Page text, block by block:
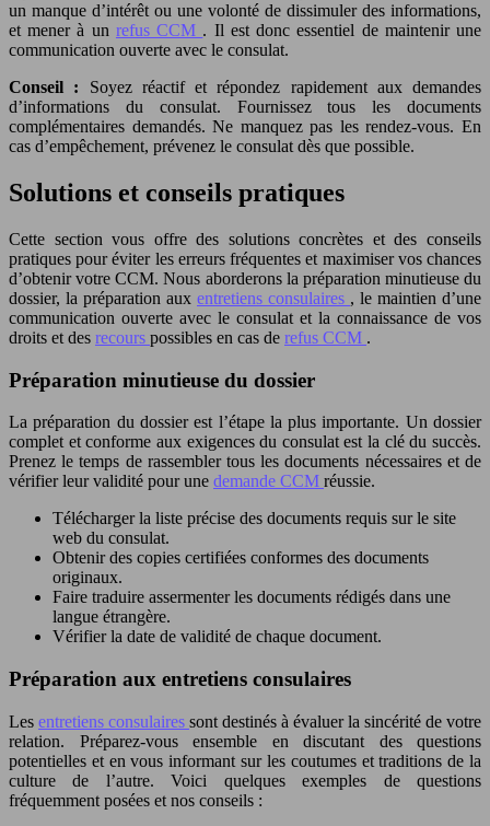
un manque d’intérêt ou une volonté de dissimuler des informations,
et mener à un refus CCM . Il est donc essentiel de maintenir une
communication ouverte avec le consulat.
Conseil : Soyez réactif et répondez rapidement aux demandes
d’informations du consulat. Fournissez tous les documents
complémentaires demandés. Ne manquez pas les rendez-vous. En
cas d’empêchement, prévenez le consulat dès que possible.
Solutions et conseils pratiques
Cette section vous offre des solutions concrètes et des conseils
pratiques pour éviter les erreurs fréquentes et maximiser vos chances
d’obtenir votre CCM. Nous aborderons la préparation minutieuse du
dossier, la préparation aux entretiens consulaires , le maintien d’une
communication ouverte avec le consulat et la connaissance de vos
droits et des recours possibles en cas de refus CCM .
Préparation minutieuse du dossier
La préparation du dossier est l’étape la plus importante. Un dossier
complet et conforme aux exigences du consulat est la clé du succès.
Prenez le temps de rassembler tous les documents nécessaires et de
vérifier leur validité pour une demande CCM réussie.
Télécharger la liste précise des documents requis sur le site
web du consulat.
Obtenir des copies certifiées conformes des documents
originaux.
Faire traduire assermenter les documents rédigés dans une
langue étrangère.
Vérifier la date de validité de chaque document.
Préparation aux entretiens consulaires
Les entretiens consulaires sont destinés à évaluer la sincérité de votre
relation. Préparez-vous ensemble en discutant des questions
potentielles et en vous informant sur les coutumes et traditions de la
culture de l’autre. Voici quelques exemples de questions
fréquemment posées et nos conseils :